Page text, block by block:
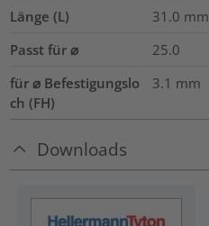
Länge (L) 31.0 mm
Passt für ⌀
25.0
für ⌀ Befestigungslo
ch (FH)
3.1 mm
Downloads